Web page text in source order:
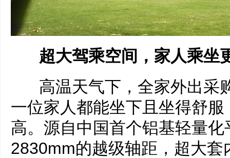
超大驾乘空间，家人乘坐
高温天气下，全家外出采
一位家人都能坐下且坐得舒
高。源自中国首个铝基轻量
2830mm的越级轴距，超大